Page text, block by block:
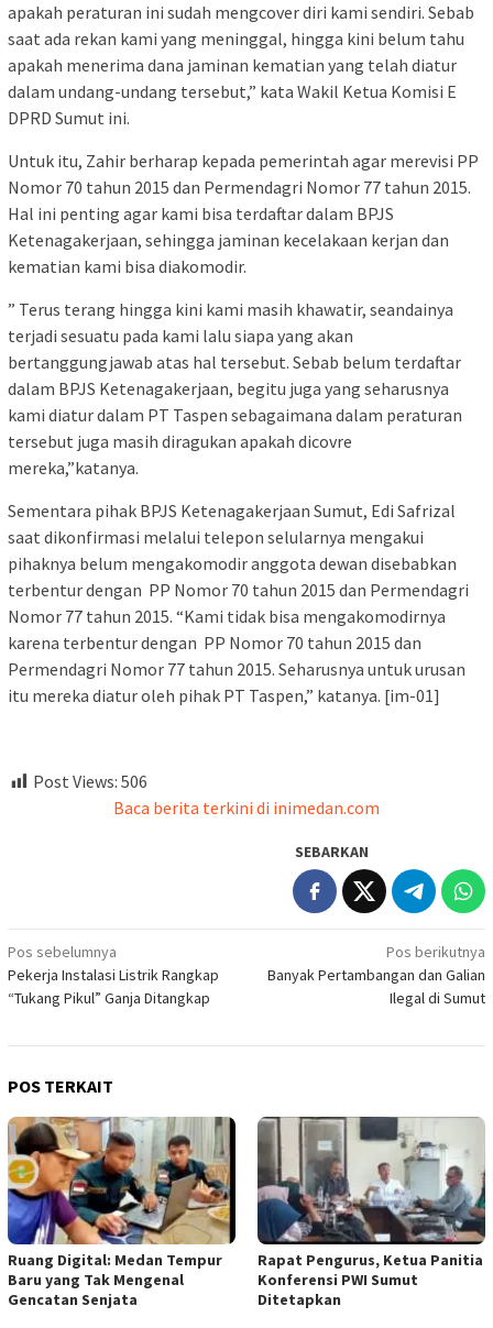
apakah peraturan ini sudah mengcover diri kami sendiri. Sebab
saat ada rekan kami yang meninggal, hingga kini belum tahu
apakah menerima dana jaminan kematian yang telah diatur
dalam undang-undang tersebut,” kata Wakil Ketua Komisi E
DPRD Sumut ini.
Untuk itu, Zahir berharap kepada pemerintah agar merevisi PP
Nomor 70 tahun 2015 dan Permendagri Nomor 77 tahun 2015.
Hal ini penting agar kami bisa terdaftar dalam BPJS
Ketenagakerjaan, sehingga jaminan kecelakaan kerjan dan
kematian kami bisa diakomodir.
” Terus terang hingga kini kami masih khawatir,‎ seandainya
terjadi sesuatu pada kami lalu siapa yang akan
bertanggungjawab atas hal tersebut. Sebab belum terdaftar
dalam BPJS Ketenagakerjaan, begitu juga yang seharusnya
kami diatur dalam PT Taspen sebagaimana dalam peraturan
tersebut juga masih diragukan apakah dicovre
mereka,”katanya.
Sementara pihak BPJS Ketenagakerjaan Sumut, Edi Safrizal
saat dikonfirmasi melalui telepon selularnya mengakui
pihaknya belum mengakomodir anggota dewan disebabkan
terbentur dengan PP Nomor 70 tahun 2015 dan Permendagri
Nomor 77 tahun 2015. “Kami tidak bisa mengakomodirnya
karena terbentur dengan PP Nomor 70 tahun 2015 dan
Permendagri Nomor 77 tahun 2015. Seharusnya untuk urusan
itu mereka diatur oleh pihak PT Taspen,” katanya. [im-01]
Post Views: 506
Baca berita terkini di inimedan.com
SEBARKAN
Navigasi
pos
Pos sebelumnya
Pekerja Instalasi Listrik Rangkap
“Tukang Pikul” Ganja Ditangkap
Pos berikutnya
Banyak Pertambangan dan Galian
Ilegal di Sumut
POS TERKAIT
Ruang Digital: Medan Tempur
Baru yang Tak Mengenal
Gencatan Senjata
Rapat Pengurus, Ketua Panitia
Konferensi PWI Sumut
Ditetapkan